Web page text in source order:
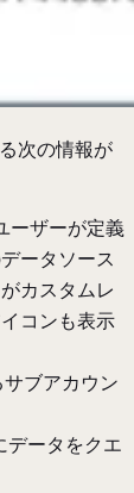
次の情報が
ーザーが定義
ータソース
カスタムレ
コンも表示
ブアカウン
ータをクエ